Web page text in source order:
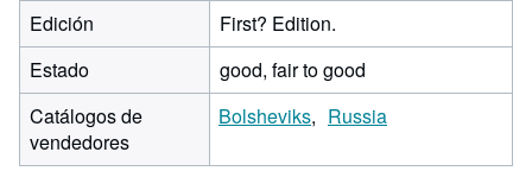
Edición
First? Edition.
Estado
good, fair to good
Catálogos de
vendedores
Bolsheviks Russia